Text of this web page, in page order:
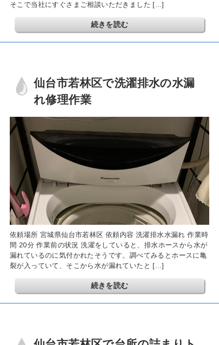
そこで当社にすぐさまご相談いただきました […]
続きを読む
仙台市若林区で洗濯排水の水漏
れ修理作業
依頼場所 宮城県仙台市若林区 依頼内容 洗濯排水水漏れ 作業時
間 20分 作業前の状況 洗濯をしていると、排水ホースから水が
漏れているのに気付かれたそうです。調べてみるとホースに亀
裂が入っていて、そこから水が漏れていたと […]
続きを読む